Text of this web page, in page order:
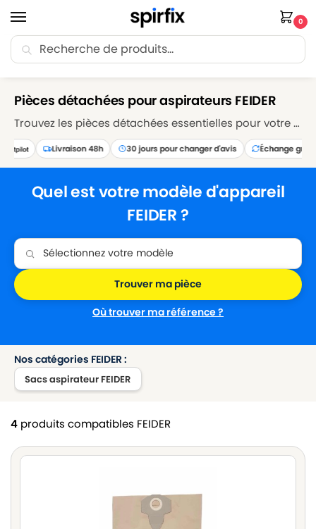
0
🚚 Livraison Point Relais offerte dès 30€ d’achat.
Pièces détachées pour aspirateurs FEIDER
Trouvez les pièces détachées essentielles pour votre aspirateur FEIDER sur Spirfix. Explorez notre sélection de sacs, filtres, brosses et accessoires pour maintenir votre aspirateur FEIDER en parfait état de fonctionnement. Réparez et entretenez votre appareil avec nos pièces détachées de qualité supérieure, garantissant des performances de nettoyage optimales.
Livraison 48h 30 jours pour changer d'avis Échange gratuit
Quel est votre modèle d'appareil
FEIDER ?
Où trouver ma référence ?
Trouver ma pièce
Nos catégories FEIDER :
Sacs aspirateur FEIDER
4 produits compatibles FEIDER